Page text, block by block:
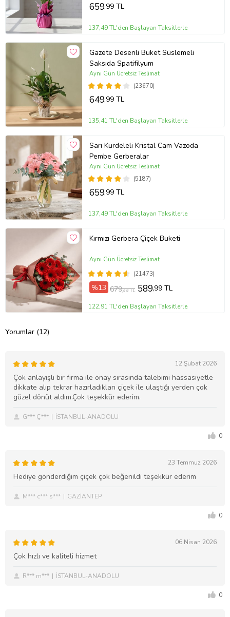
659,99 TL
137,49 TL'den Başlayan Taksitlerle
Gazete Desenli Buket Süslemeli
Saksıda Spatifilyum
(23670)
Aynı Gün Ücretsiz Teslimat
649,99 TL
135,41 TL'den Başlayan Taksitlerle
Sarı Kurdeleli Kristal Cam Vazoda
Pembe Gerberalar
(5187)
Aynı Gün Ücretsiz Teslimat
659,99 TL
137,49 TL'den Başlayan Taksitlerle
Kırmızı Gerbera Çiçek Buketi
(21473)
Aynı Gün Ücretsiz Teslimat
%13 679,99 TL 589,99 TL
122,91 TL'den Başlayan Taksitlerle
Yorumlar (12)
12 Şubat 2026
Çok anlayışlı bir firma ile onay sırasında talebimi hassasiyetle
dikkate alıp tekrar hazırladıkları çiçek ile ulaştığı yerden çok
güzel dönüt aldım.Çok teşekkür ederim.
G*** Ç*** İSTANBUL-ANADOLU
0
23 Temmuz 2026
Hediye gönderdiğim çiçek çok beğenildi teşekkür ederim
M*** c*** s*** GAZİANTEP
0
06 Nisan 2026
Çok hızlı ve kaliteli hizmet
R*** m*** İSTANBUL-ANADOLU
0